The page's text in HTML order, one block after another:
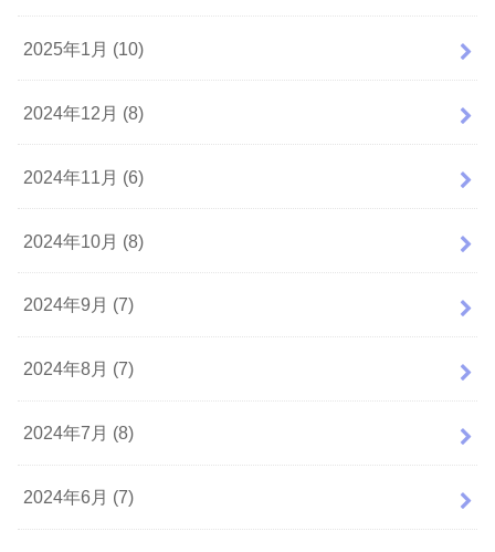
2025年1月 (10)
2024年12月 (8)
2024年11月 (6)
2024年10月 (8)
2024年9月 (7)
2024年8月 (7)
2024年7月 (8)
2024年6月 (7)